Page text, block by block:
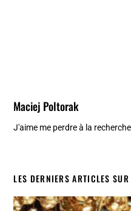
Maciej Poltorak
J'aime me perdre à la
LES DERNIERS ARTICLES